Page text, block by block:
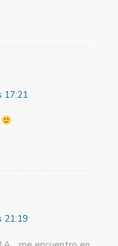
17:21
21:19